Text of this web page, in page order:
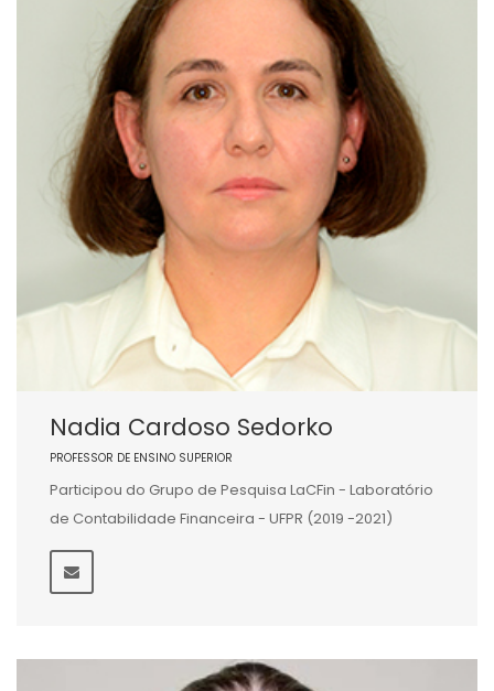
Nadia Cardoso Sedorko
PROFESSOR DE ENSINO SUPERIOR
Participou do Grupo de Pesquisa LaCFin - Laboratório
de Contabilidade Financeira - UFPR (2019 -2021)